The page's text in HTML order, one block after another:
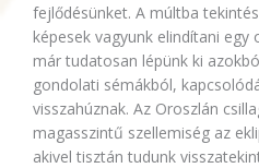
fejlődésünket. A múltba
képesek vagyunk elindítani egy
már tudatosan lépünk ki
gondolati sémákból,
visszahúznak. Az Oroszlán
magasszintű szellemiség az
akivel tisztán tudunk